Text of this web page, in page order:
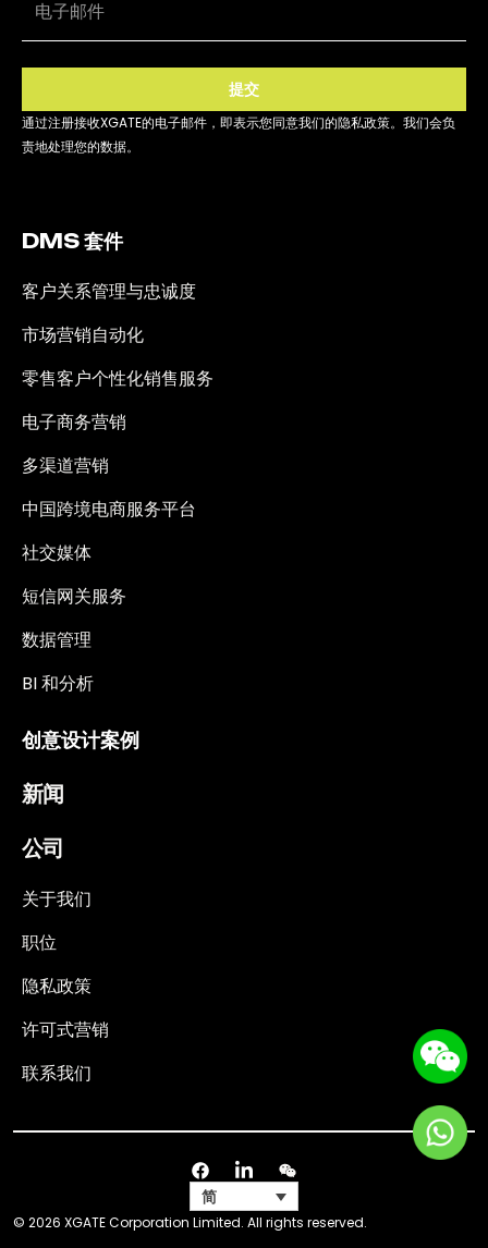
提交
通过注册接收XGATE的电子邮件，即表示您同意我们的隐私政策。我们会负
责地处理您的数据。
DMS 套件
客户关系管理与忠诚度
市场营销自动化
零售客户个性化销售服务
电子商务营销
多渠道营销
中国跨境电商服务平台
社交媒体
短信网关服务
数据管理
BI 和分析
创意设计案例
新闻
公司
关于我们
职位
隐私政策
许可式营销
联系我们
© 2026 XGATE Corporation Limited. All rights reserved.
简